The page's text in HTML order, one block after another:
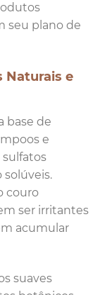
seu plano de
Naturais e
base de
e
solúveis.
couro
ser irritantes
acumular
suaves